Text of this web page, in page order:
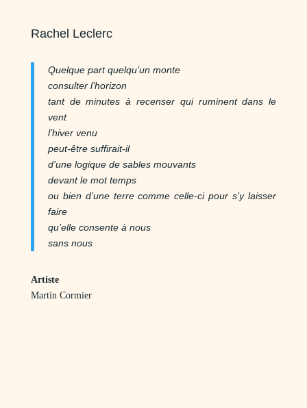
Rachel Leclerc
Quelque part quelqu’un monte
consulter l’horizon
tant de minutes à recenser qui ruminent dans le
vent
l’hiver venu
peut-être suffirait-il
d’une logique de sables mouvants
devant le mot temps
ou bien d’une terre comme celle-ci pour s’y laisser
faire
qu’elle consente à nous
sans nous
Artiste
Martin Cormier